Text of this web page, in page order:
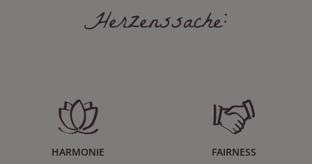
Herzenssache:
HARMONIE FAIRNESS